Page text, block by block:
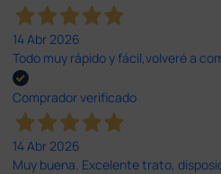
14 Abr 2026
Todo muy rápido y fácil,volveré a
Comprador verificado
14 Abr 2026
Muy buena. Excelente trato,